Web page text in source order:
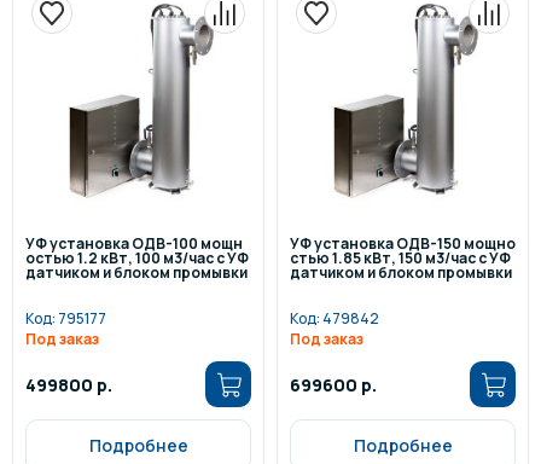
УФ установка ОДВ-100 мощн
остью 1.2 кВт, 100 м3/час с УФ
датчиком и блоком промывки
Код: 795177
Под заказ
499800 р.
Подробнее
УФ установка ОДВ-150 мощно
стью 1.85 кВт, 150 м3/час с УФ
датчиком и блоком промывки
Код: 479842
Под заказ
699600 р.
Подробнее